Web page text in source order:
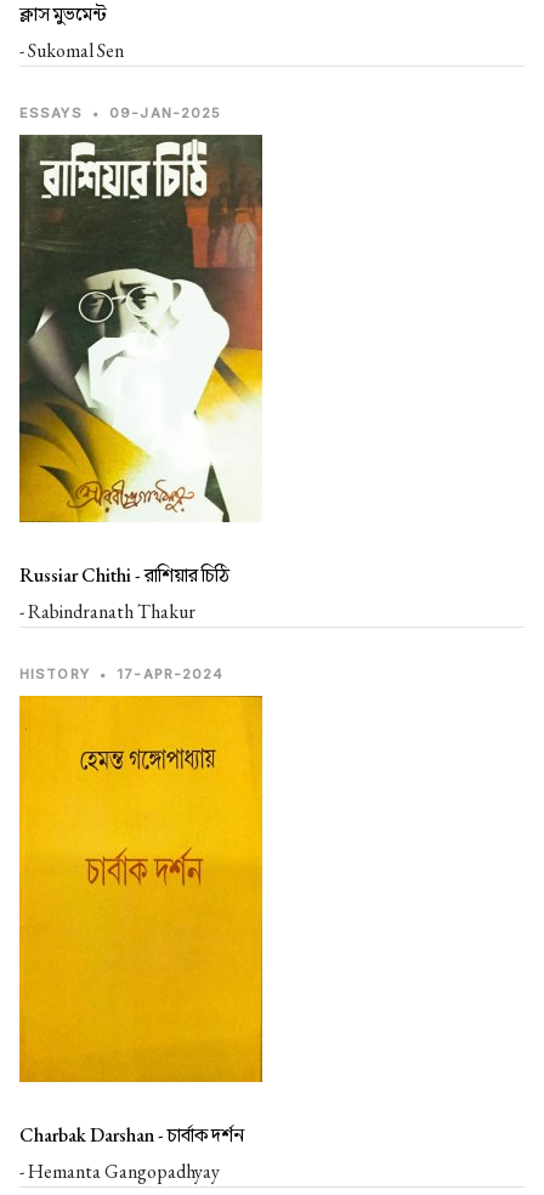
ক্লাস মুভমেন্ট
- Sukomal Sen
ESSAYS • 09-JAN-2025
Russiar Chithi -রাশিয়ার চিঠি
- Rabindranath Thakur
HISTORY • 17-APR-2024
Charbak Darshan -চার্বাক দর্শন
- Hemanta Gangopadhyay